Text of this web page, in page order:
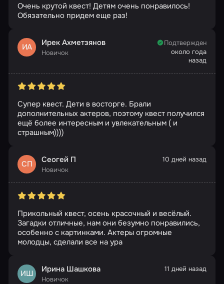
Очень крутой квест! Детям очень понравилось!
Обязательно придем еще раз!
ИА Ирек Ахметзянов
Новичок
Подтвержден
около года
назад
Супер квест. Дети в восторге. Брали
дополнительных актеров, поэтому квест получился
ещё более интересным и увлекательным ( и
страшным))))
СП Сеогей П
Новичок
10 дней назад
Прикольный квест, осень красочный и весёлый.
Загадки отличные, нам они безумно понравились,
особенно с картинками. Актеры огромные
молодцы, сделали все на ура
ИШ Ирина Шашкова
Новичок
11 дней назад